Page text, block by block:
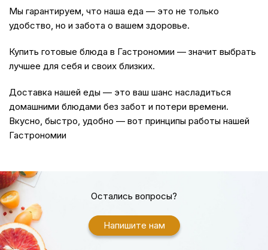
Мы гарантируем, что наша еда — это не только
удобство, но и забота о вашем здоровье.
Купить готовые блюда в Гастрономии — значит выбрать
лучшее для себя и своих близких.
Доставка нашей еды — это ваш шанс насладиться
домашними блюдами без забот и потери времени.
Вкусно, быстро, удобно — вот принципы работы нашей
Гастрономии
Остались вопросы?
Напишите нам